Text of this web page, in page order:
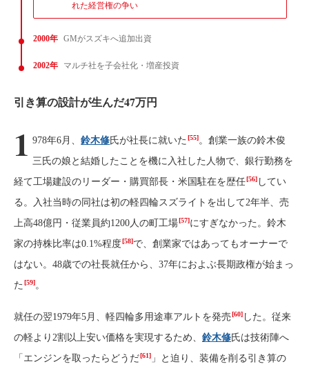
れた経営権の争い
2000年 GMがスズキへ追加出資
2002年 マルチ社を子会社化・増産投資
引き算の設計が生んだ47万円
1 978年6月、鈴木修氏が社長に就いた [55]。創業一族の鈴木俊
三氏の娘と結婚したことを機に入社した人物で、銀行勤務を
経て工場建設のリーダー・購買部長・米国駐在を歴任[56] してい
る。入社当時の同社は初の軽四輪スズライトを出して2年半、売
上高48億円・従業員約1200人の町工場[57]にすぎなかった。鈴木
家の持株比率は0.1%程度[58]で、創業家ではあってもオーナーで
はない。48歳での社長就任から、37年におよぶ長期政権が始まっ
た [59]。
就任の翌1979年5月、軽四輪多用途車アルトを発売[60] した。従来
の軽より2割以上安い価格を実現するため、 鈴木修氏は技術陣へ
「エンジンを取ったらどうだ[61] 」と迫り、装備を削る引き算の